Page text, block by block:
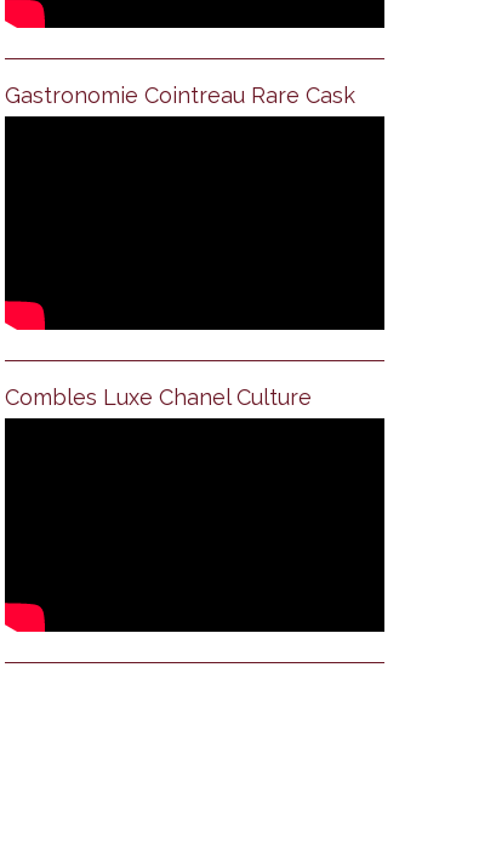
Gastronomie Cointreau Rare Cask
Combles Luxe Chanel Culture